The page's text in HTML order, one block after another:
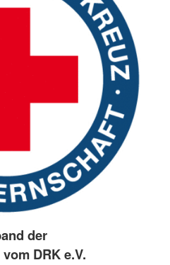
der
DRK e.V.